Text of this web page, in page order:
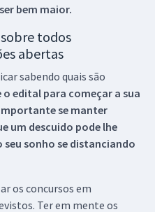
bem maior.
todos
abertas
sabendo quais são
edital para começar a sua
se manter
um descuido pode lhe
seu sonho se distanciando
os concursos em
Ter em mente os